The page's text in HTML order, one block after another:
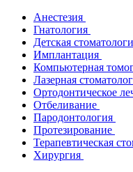
Анестезия
Гнатология
Детская
Имплантация
Компьютерная
Лазерная
Ортодонтическое
Отбеливание
Пародонтология
Протезирование
Терапевтическая
Хирургия